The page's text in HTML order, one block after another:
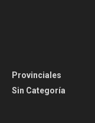
Provinciales
Sin Categoría